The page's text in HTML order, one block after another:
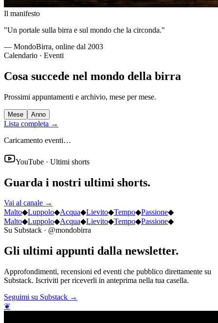
Il manifesto
"Un portale sulla birra e sul mondo che la circonda."
— MondoBirra, online dal 2003
Calendario · Eventi
Cosa succede nel mondo della birra
Prossimi appuntamenti e archivio, mese per mese.
Mese Anno
Lista completa →
Caricamento eventi…
YouTube · Ultimi shorts
Guarda i nostri ultimi shorts.
Vai al canale →
Malto◆Luppolo◆Acqua◆Lievito◆Tempo◆Passione◆
Malto◆Luppolo◆Acqua◆Lievito◆Tempo◆Passione◆
Su Substack · @mondobirra
Gli ultimi appunti dalla newsletter.
Approfondimenti, recensioni ed eventi che pubblico direttamente su
Substack. Iscriviti per riceverli in anteprima nella tua casella.
Seguimi su Substack →
❦